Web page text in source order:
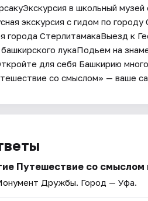
в школьный
экскурсия с гидом по
города СтерлитамакаВыезд к
башкирского лукаПодьем на
для себя Башкирию
со смыслом» — ваше
Путешествие со
Дружбы. Город — Уфа.